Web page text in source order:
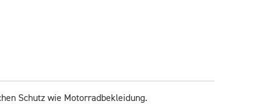
Schutz wie Motorradbekleidung.